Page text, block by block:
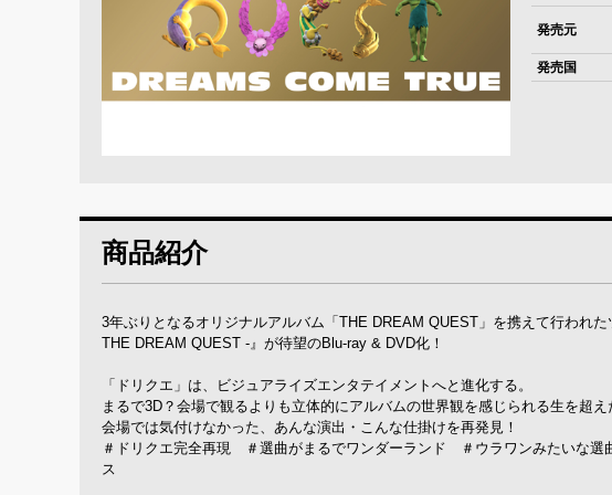
発売元
発売国
商品紹介
3年ぶりとなるオリジナルアルバム「THE DREAM QUEST」を携えて行われ
THE DREAM QUEST -』が待望のBlu-ray & DVD化！
「ドリクエ」は、ビジュアライズエンタテイメントへと進化する。
まるで3D？会場で観るよりも立体的にアルバムの世界観を感じられる生を超
会場では気付けなかった、あんな演出・こんな仕掛けを再発見！
＃ドリクエ完全再現 ＃選曲がまるでワンダーランド ＃ウラワンみたいな
ス